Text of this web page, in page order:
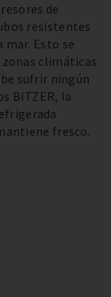
de
resistentes
Esto se
zonas climáticas
sufrir ningún
BITZER, la
fresco.